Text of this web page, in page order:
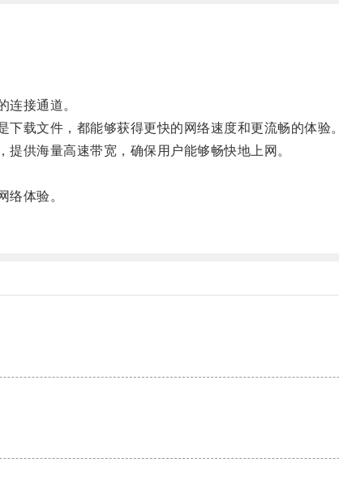
接通道。
载文件，都能够获得更快的网络速度和更流畅的体验。
供海量高速带宽，确保用户能够畅快地上网。
体验。